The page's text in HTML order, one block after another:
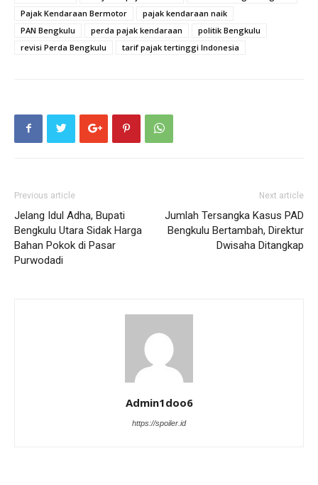
Pajak Kendaraan Bermotor
pajak kendaraan naik
PAN Bengkulu
perda pajak kendaraan
politik Bengkulu
revisi Perda Bengkulu
tarif pajak tertinggi Indonesia
Previous article
Jelang Idul Adha, Bupati
Bengkulu Utara Sidak Harga
Bahan Pokok di Pasar
Purwodadi
Next article
Jumlah Tersangka Kasus PAD
Bengkulu Bertambah, Direktur
Dwisaha Ditangkap
Admin1doo6
https://spoiler.id